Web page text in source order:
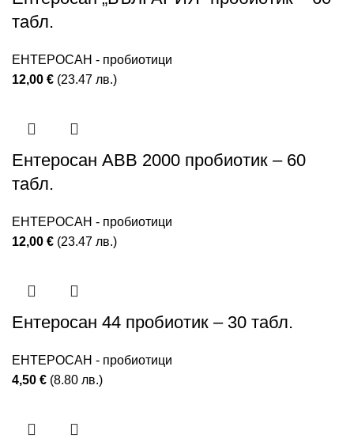
табл.
ЕНТЕРОСАН - пробиотици
12,00 € (23.47 лв.)
Ентеросан ABB 2000 пробиотик – 60
табл.
ЕНТЕРОСАН - пробиотици
12,00 € (23.47 лв.)
Ентеросан 44 пробиотик – 30 табл.
ЕНТЕРОСАН - пробиотици
4,50 € (8.80 лв.)